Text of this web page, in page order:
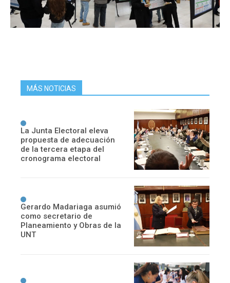
MÁS NOTICIAS
La Junta Electoral eleva
propuesta de adecuación
de la tercera etapa del
cronograma electoral
Gerardo Madariaga asumió
como secretario de
Planeamiento y Obras de la
UNT